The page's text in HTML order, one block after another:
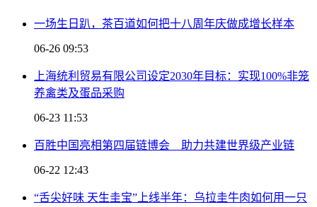
一场生日趴，茶百道如何把十八周年庆做成增长样本
06-26 09:53
上海统利贸易有限公司设定2030年目标：实现100%非笼
养禽类及蛋品采购
06-23 11:53
百胜中国亮相第四届链博会 助力共建世界级产业链
06-22 12:43
“舌尖好味 天生圭宝”上线半年：乌拉圭牛肉如何用一只